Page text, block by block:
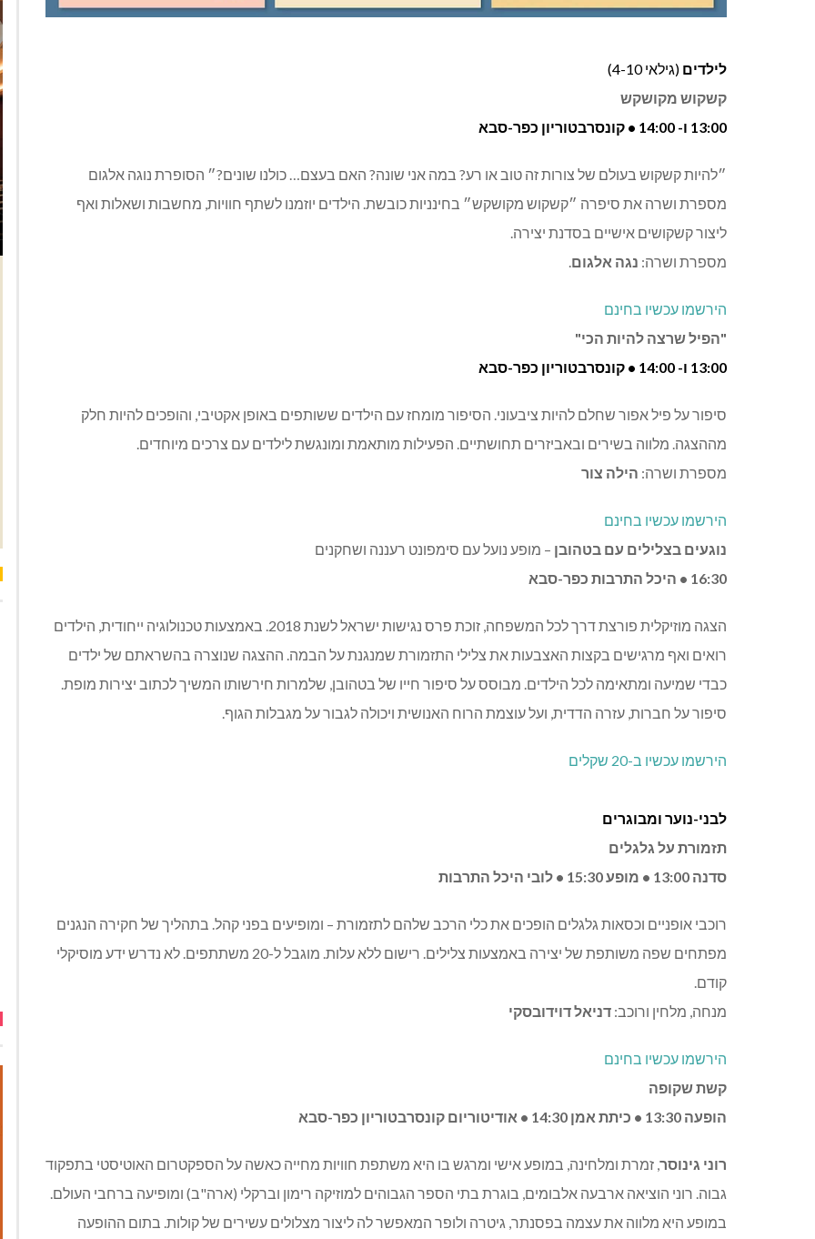
לילדים (גילאי 4-10)
קשקוש מקושקש
13:00 ו- 14:00 • קונסרבטוריון כפר-סבא
״להיות קשקוש בעולם של צורות זה טוב או רע? במה אני שונה? האם בעצם… כולנו שונים?״ הסופרת נוגה אלגום
מספרת ושרה את סיפרה ״קשקוש מקושקש״ בחינניות כובשת. הילדים יוזמנו לשתף חוויות, מחשבות ושאלות ואף
ליצור קשקושים אישיים בסדנת יצירה.
מספרת ושרה: נגה אלגום.
הירשמו עכשיו בחינם
"הפיל שרצה להיות הכי"
13:00 ו- 14:00 • קונסרבטוריון כפר-סבא
סיפור על פיל אפור שחלם להיות ציבעוני. הסיפור מומחז עם הילדים ששותפים באופן אקטיבי, והופכים להיות חלק
מההצגה. מלווה בשירים ובאביזרים תחושתיים. הפעילות מותאמת ומונגשת לילדים עם צרכים מיוחדים.
מספרת ושרה: הילה צור
הירשמו עכשיו בחינם
נוגעים בצלילים עם בטהובן – מופע נועל עם סימפונט רעננה ושחקנים
16:30 • היכל התרבות כפר-סבא
הצגה מוזיקלית פורצת דרך לכל המשפחה, זוכת פרס נגישות ישראל לשנת 2018. באמצעות טכנולוגיה ייחודית, הילדים
רואים ואף מרגישים בקצות האצבעות את צלילי התזמורת שמנגנת על הבמה. ההצגה שנוצרה בהשראתם של ילדים
כבדי שמיעה ומתאימה לכל הילדים. מבוסס על סיפור חייו של בטהובן, שלמרות חירשותו המשיך לכתוב יצירות מופת.
סיפור על חברות, עזרה הדדית, ועל עוצמת הרוח האנושית ויכולה לגבור על מגבלות הגוף.
הירשמו עכשיו ב-20 שקלים
לבני-נוער ומבוגרים
תזמורת על גלגלים
סדנה 13:00 • מופע 15:30 • לובי היכל התרבות
רוכבי אופניים וכסאות גלגלים הופכים את כלי הרכב שלהם לתזמורת – ומופיעים בפני קהל. בתהליך של חקירה הנגנים
מפתחים שפה משותפת של יצירה באמצעות צלילים. רישום ללא עלות. מוגבל ל-20 משתתפים. לא נדרש ידע מוסיקלי
קודם.
מנחה, מלחין ורוכב: דניאל דוידובסקי
הירשמו עכשיו בחינם
קשת שקופה
הופעה 13:30 • כיתת אמן 14:30 • אודיטוריום קונסרבטוריון כפר-סבא
רוני גינוסר, זמרת ומלחינה, במופע אישי ומרגש בו היא משתפת חוויות מחייה כאשה על הספקטרום האוטיסטי בתפקוד
גבוה. רוני הוציאה ארבעה אלבומים, בוגרת בתי הספר הגבוהים למוזיקה רימון וברקלי (ארה"ב) ומופיעה ברחבי העולם.
במופע היא מלווה את עצמה בפסנתר, גיטרה ולופר המאפשר לה ליצור מצלולים עשירים של קולות. בתום ההופעה